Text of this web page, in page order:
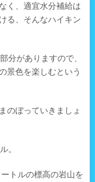
く、適宜水分補給は
る、そんなハイキン
分がありますので、
景色を楽しむという
のぼっていきましょ
。
トルの標高の岩山を